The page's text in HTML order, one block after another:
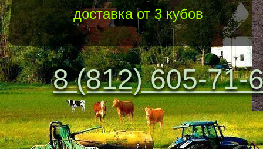
8 (812) 605-71-
доставка от 3 кубов